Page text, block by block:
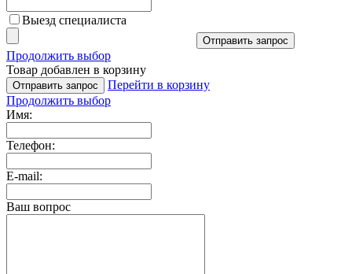
Выезд специалиста
Отправить запрос
Продолжить выбор
Товар добавлен в корзину
Отправить запрос
Перейти в корзину
Продолжить выбор
Имя:
Телефон:
E-mail:
Ваш вопрос